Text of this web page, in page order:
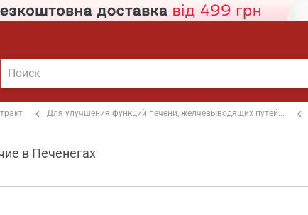
Для улучшения функций печени, желчевыводящих путей...
в Печенегах